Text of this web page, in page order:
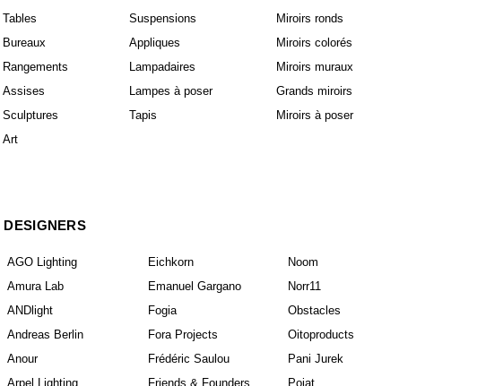
Tables
Bureaux
Rangements
Assises
Sculptures
Art
Suspensions
Appliques
Lampadaires
Lampes à poser
Tapis
Miroirs ronds
Miroirs colorés
Miroirs muraux
Grands miroirs
Miroirs à poser
DESIGNERS
AGO Lighting
Amura Lab
ANDlight
Andreas Berlin
Anour
Arpel Lighting
Eichkorn
Emanuel Gargano
Fogia
Fora Projects
Frédéric Saulou
Friends & Founders
Noom
Norr11
Obstacles
Oitoproducts
Pani Jurek
Poiat